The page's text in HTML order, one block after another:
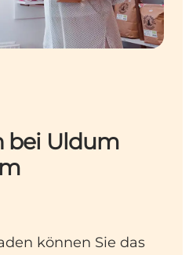
bei Uldum
können Sie das